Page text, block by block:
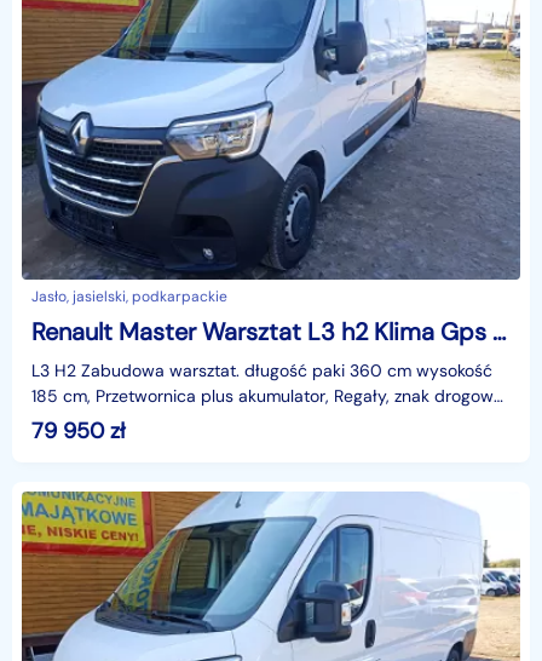
Jasło, jasielski, podkarpackie
Renault Master Warsztat L3 h2 Klima Gps kamera
L3 H2 Zabudowa warsztat. długość paki 360 cm wysokość
185 cm, Przetwornica plus akumulator, Regały, znak drogowy
mrugający, koguty x2, hak, podest, klimaty
79 950zł